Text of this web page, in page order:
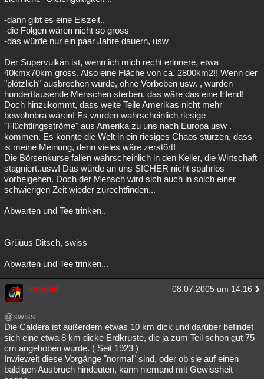
Lesenswert Schlüsselwörter
-dann gibt es eine Eiszeit..
-die Folgen wären nicht so gross
-das würde nur ein paar Jahre dauern, usw
Der Supervulkan ist, wenn ich mich recht erinnere, etwa
40kmx70km gross, Also eine Fläche von ca. 2800km2!! Wenn der
"plötzlich" ausbrechen würde, ohne Vorbeben usw. , wurden
hunderttausende Menschen sterben, das wäre das eine Elend!
Doch hinzukommt, dass weite Teile Amerikas nicht mehr
bewohnbra wären! Es würden wahrscheinlich riesige
"Flüchtlingsströme" aus Amerika zu uns nach Europa usw .
kommen. Es könnte die Welt in ein riesiges Chaos stürzen, dass
is meine Meinung, denn vieles wäre zerstört!
Die Börsenkurse fallen wahrscheinlich in den Keller, die Wirtschaft
stagniert..usw! Das würde an uns SICHER nicht spuhrlos
vorbeigehen. Doch der Mensch wird sich auch in solch einer
schwierigen Zeit wieder zurechtfinden...
Abwarten und Tee trinken..
Grüüüs Ditsch, swiss
Abwarten und Tee trinken...
leopold 08.07.2005 um 14:16
@swiss
Die Caldera ist außerdem etwas 10 km dick und darüber befindet
sich eine etwa 8 km dicke Erdkruste, die ja zum Teil schon gut 75
cm angehoben wurde. ( Seit 1923 )
Inwieweit diese Vorgänge "normal" sind, oder ob sie auf einen
baldigen Ausbruch hindeuten, kann niemand mit Gewissheit